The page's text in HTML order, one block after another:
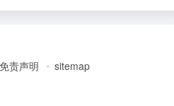
免责声明 sitemap